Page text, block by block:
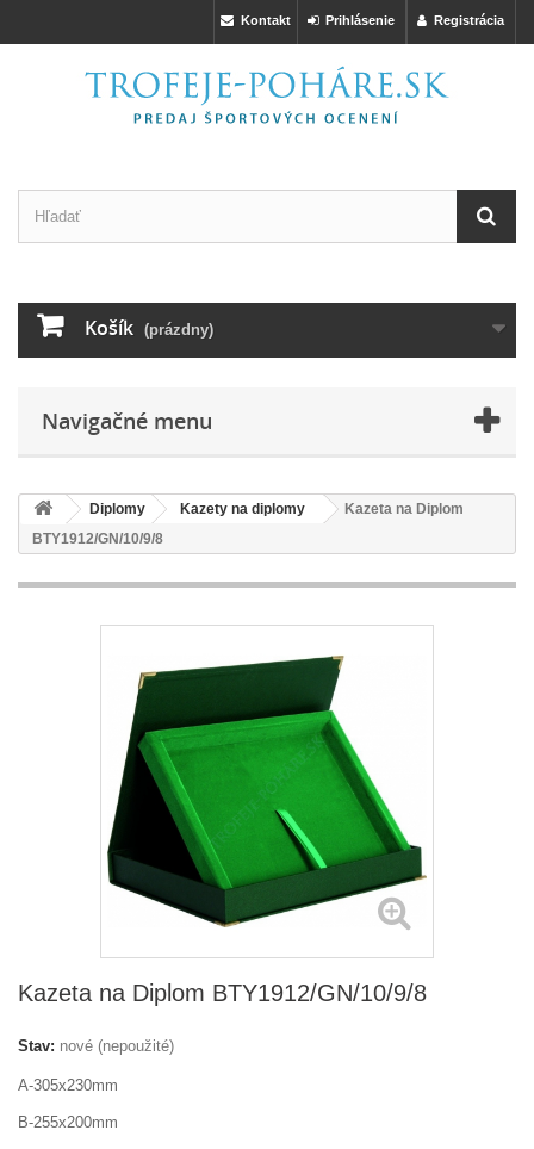
Registrácia
Prihlásenie
Kontakt
Košík (prázdny)
Navigačné menu
Diplomy Kazety na diplomy
Kazeta na Diplom
BTY1912/GN/10/9/8
Kazeta na Diplom BTY1912/GN/10/9/8
Stav: nové (nepoužité)
A-305x230mm
B-255x200mm